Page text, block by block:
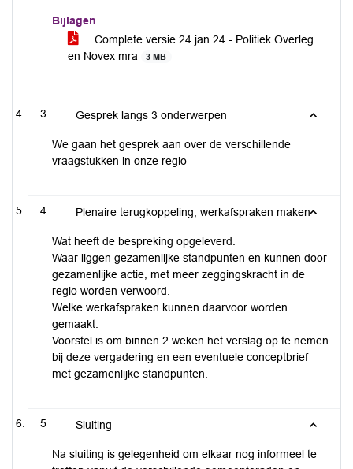
Bijlagen
Complete versie 24 jan 24 - Politiek Overleg
en Novex mra
3 MB
3 Gesprek langs 3 onderwerpen
We gaan het gesprek aan over de verschillende
vraagstukken in onze regio
4 Plenaire terugkoppeling, werkafspraken maken
Wat heeft de bespreking opgeleverd.
Waar liggen gezamenlijke standpunten en kunnen door
gezamenlijke actie, met meer zeggingskracht in de
regio worden verwoord.
Welke werkafspraken kunnen daarvoor worden
gemaakt.
Voorstel is om binnen 2 weken het verslag op te nemen
bij deze vergadering en een eventuele conceptbrief
met gezamenlijke standpunten.
5 Sluiting
Na sluiting is gelegenheid om elkaar nog informeel te